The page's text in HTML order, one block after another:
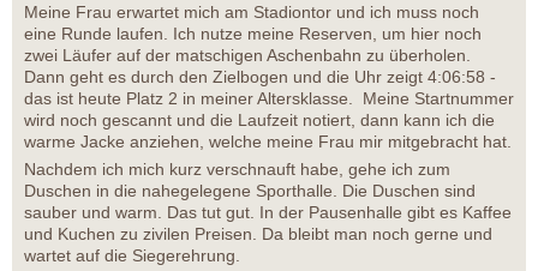
Meine Frau erwartet mich am Stadiontor und ich muss noch
eine Runde laufen. Ich nutze meine Reserven, um hier noch
zwei Läufer auf der matschigen Aschenbahn zu überholen.
Dann geht es durch den Zielbogen und die Uhr zeigt 4:06:58 -
das ist heute Platz 2 in meiner Altersklasse. Meine Startnummer
wird noch gescannt und die Laufzeit notiert, dann kann ich die
warme Jacke anziehen, welche meine Frau mir mitgebracht hat.
Nachdem ich mich kurz verschnauft habe, gehe ich zum
Duschen in die nahegelegene Sporthalle. Die Duschen sind
sauber und warm. Das tut gut. In der Pausenhalle gibt es Kaffee
und Kuchen zu zivilen Preisen. Da bleibt man noch gerne und
wartet auf die Siegerehrung.